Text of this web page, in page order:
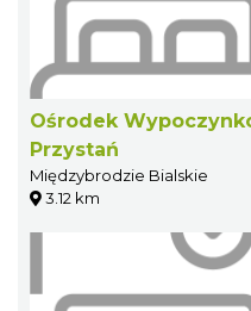
Ośrodek
Przystań
Międzybrodzie Bialskie
3.12 km